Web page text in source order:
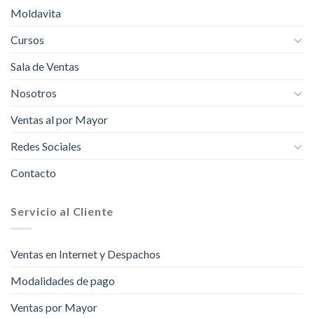
Moldavita
Cursos
Sala de Ventas
Nosotros
Ventas al por Mayor
Redes Sociales
Contacto
Servicio al Cliente
Ventas en Internet y Despachos
Modalidades de pago
Ventas por Mayor